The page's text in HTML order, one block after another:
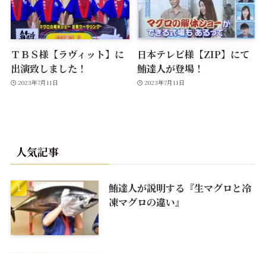
ＴＢＳ様【ラヴィット】に
出演致しました！
2023年7月11日
日本テレビ様【ZIP】にて
鮪達人が登場！
2023年7月11日
人気記事
鮪達人が説明する『生マグロと冷
凍マグロの違い』